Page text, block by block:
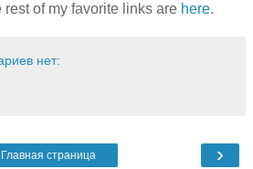
rest of my favorite links are here.
нет:
›
Главная страница